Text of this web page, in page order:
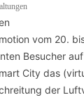
vom 20.
Besucher
City das
der